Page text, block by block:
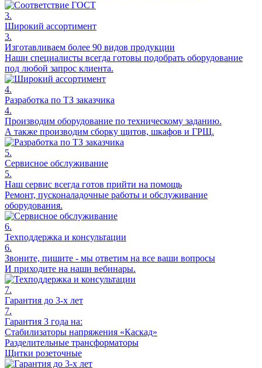
3.
Широкий ассортимент
3.
Изготавливаем более 90 видов продукции
Наши специалисты всегда готовы подобрать оборудование
под любой запрос клиента.
4.
Разработка по ТЗ заказчика
4.
Производим оборудование по техническому заданию.
А также производим сборку щитов, шкафов и ГРЩ.
5.
Сервисное обслуживание
5.
Наш сервис всегда готов прийти на помощь
Ремонт, пусконаладочные работы и обслуживание
оборудования.
6.
Техподдержка и консультации
6.
Звоните, пишите - мы ответим на все ваши вопросы
И приходите на наши вебинары.
7.
Гарантия до 3-х лет
7.
Гарантия 3 года на:
Стабилизаторы напряжения «Каскад»
Разделительные трансформаторы
Щитки розеточные